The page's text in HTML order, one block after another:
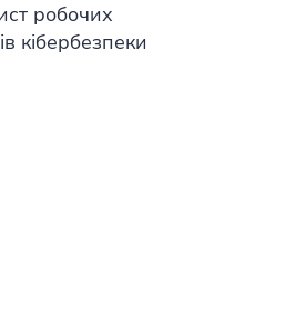
робочих
кібербезпеки